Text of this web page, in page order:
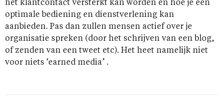
het klantcontact versterkt kan worden en hoe je een
optimale bediening en dienstverlening kan
aanbieden. Pas dan zullen mensen actief over je
organisatie spreken (door het schrijven van een blog,
of zenden van een tweet etc). Het heet namelijk niet
voor niets ‘earned media’ .